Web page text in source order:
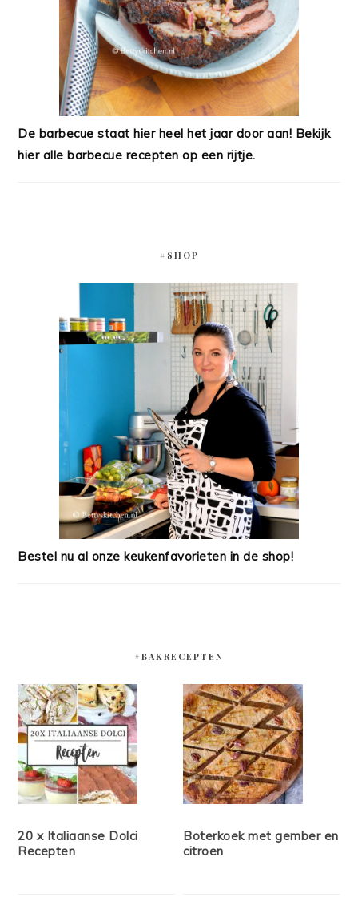
De barbecue staat hier heel het jaar door aan! Bekijk
hier alle barbecue recepten op een rijtje.
#SHOP
Bestel nu al onze keukenfavorieten in de shop!
#BAKRECEPTEN
20 x Italiaanse Dolci
Recepten
Boterkoek met gember en
citroen